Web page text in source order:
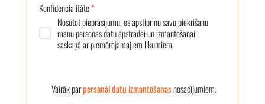
Konfidencialitāte*
Nosūtot pieprasījumu, es apstiprinu savu piekrišanu
manu personas datu apstrādei un izmantošanai
saskaņā ar piemērojamajiem likumiem.
Vairāk parpersonāl datu izmantošanasnosacījumiem.